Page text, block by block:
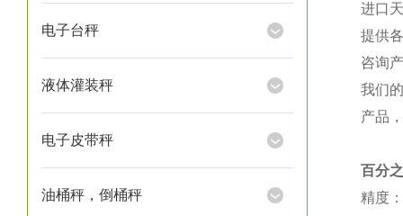
电子台秤
液体灌装秤
电子皮带秤
油桶秤，倒桶秤
进口
提供
咨询
我们
产品
百分
精度